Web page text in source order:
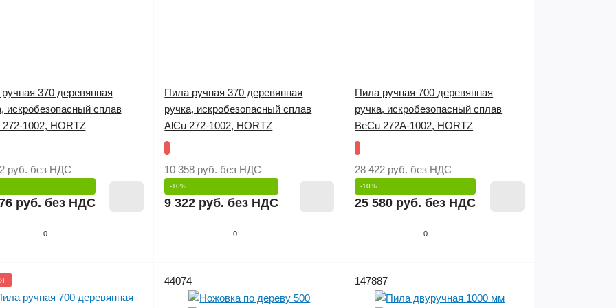
0
370 деревянная
искробезопасный сплав
272-1002, HORTZ
руб.без НДС
руб. без НДС
0
Пила ручная 370 деревянная
ручка, искробезопасный сплав
AlCu 272-1002, HORTZ
10 358 руб.без НДС
-10%
9 322 руб. без НДС
0
Пила ручная 700 деревянная
ручка, искробезопасный сплав
BeCu 272A-1002, HORTZ
28 422 руб.без НДС
-10%
25 580 руб. без НДС
44074 147887